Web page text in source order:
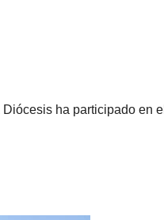
ha participado en el